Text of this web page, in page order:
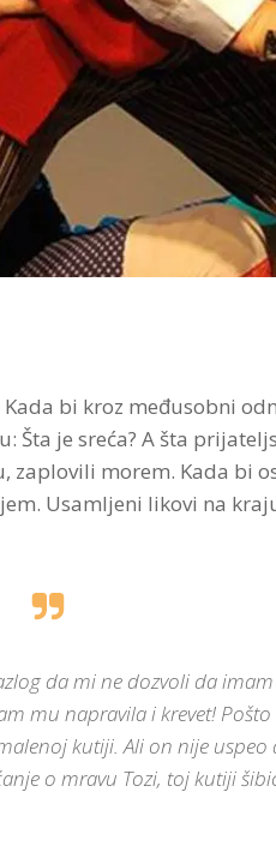
bi kroz međusobni
je sreća? A šta
morem. Kada bi
Usamljeni likovi na
da mi ne dozvoli da
mu napravila i krevet!
kutiji. Ali on nije
o mravu Tozi, toj kutiji